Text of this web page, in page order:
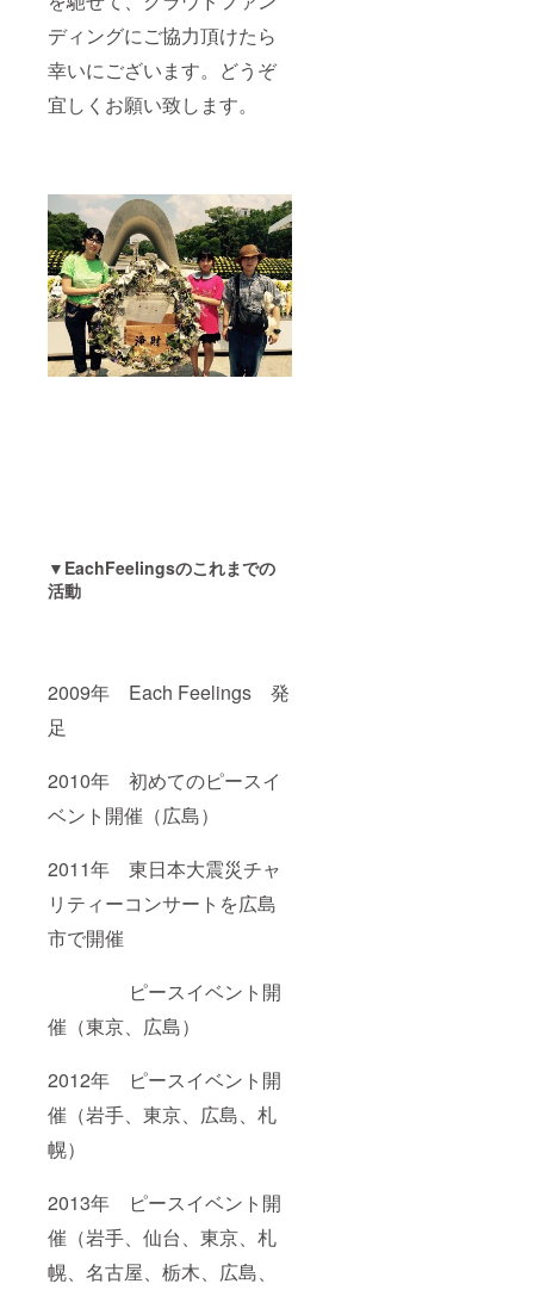
ディングにご協力頂けたら
幸いにございます。どうぞ
宜しくお願い致します。
▼EachFeelingsのこれまでの
活動
2009年 Each Feelings 発
足
2010年 初めてのピースイ
ベント開催（広島）
2011年 東日本大震災チャ
リティーコンサートを広島
市で開催
ピースイベント開
催（東京、広島）
2012年 ピースイベント開
催（岩手、東京、広島、札
幌）
2013年 ピースイベント開
催（岩手、仙台、東京、札
幌、名古屋、栃木、広島、